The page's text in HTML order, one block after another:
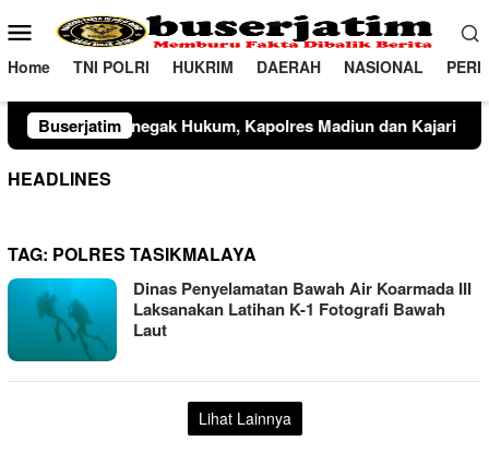
ke
konten
Menu
Mobile
Home TNI POLRI HUKRIM DAERAH NASIONAL
Buserjatim
Kapolres Madiun dan Kajari Musnahkan Barang Bukti
HEADLINES
TAG: POLRES TASIKMALAYA
Dinas Penyelamatan Bawah Air Koarmada III
Laksanakan Latihan K-1 Fotografi Bawah
Laut
Lihat Lainnya